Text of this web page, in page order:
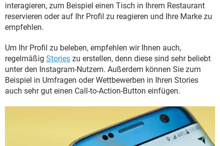
interagieren, zum Beispiel einen Tisch in Ihrem Restaurant
reservieren oder auf Ihr Profil zu reagieren und Ihre Marke zu
empfehlen.
Um Ihr Profil zu beleben, empfehlen wir Ihnen auch,
regelmäßig Stories zu erstellen, denn diese sind sehr beliebt
unter den Instagram-Nutzern. Außerdem können Sie zum
Beispiel in Umfragen oder Wettbewerben in Ihren Stories
auch sehr gut einen Call-to-Action-Button einfügen.